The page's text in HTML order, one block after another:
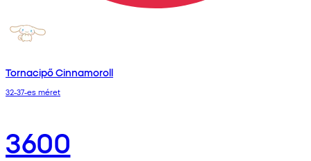
Tornacipő Cinnamoroll
32-37-es méret
3600